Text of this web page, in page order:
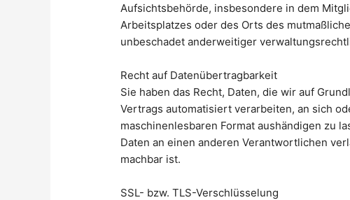
Aufsichtsbehörde, insbesondere in dem
Arbeitsplatzes oder des Orts des
unbeschadet anderweitiger
Recht auf Datenübertragbarkeit
Sie haben das Recht, Daten, die wir auf
Vertrags automatisiert verarbeiten, an sich
maschinenlesbaren Format aushändigen zu
Daten an einen anderen Verantwortlichen
machbar ist.
SSL- bzw. TLS-Verschlüsselung